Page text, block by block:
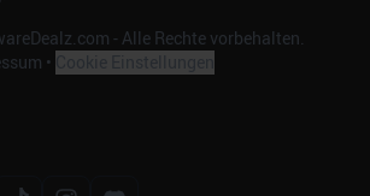
- Alle Rechte vorbehalten.
•